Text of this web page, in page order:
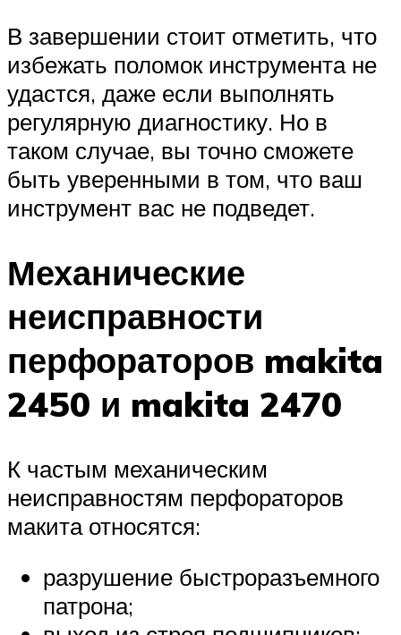
В завершении стоит отметить, что
избежать поломок инструмента не
удастся, даже если выполнять
регулярную диагностику. Но в
таком случае, вы точно сможете
быть уверенными в том, что ваш
инструмент вас не подведет.
Механические
неисправности
перфораторов makita
2450 и makita 2470
К частым механическим
неисправностям перфораторов
макита относятся:
разрушение быстроразъемного
патрона;